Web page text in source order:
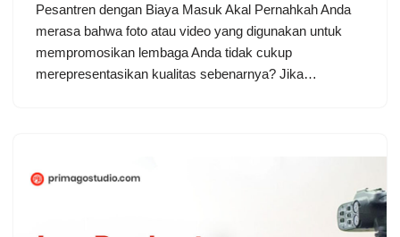
Pesantren dengan Biaya Masuk Akal Pernahkah Anda
merasa bahwa foto atau video yang digunakan untuk
mempromosikan lembaga Anda tidak cukup
merepresentasikan kualitas sebenarnya? Jika…